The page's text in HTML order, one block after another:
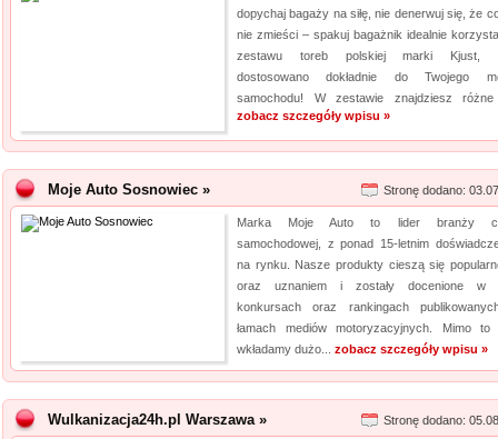
dopychaj bagaży na siłę, nie denerwuj się, że
nie zmieści – spakuj bagażnik idealnie
zestawu toreb polskiej marki Kjust,
dostosowano dokładnie do Twojego
samochodu! W zestawie znajdziesz
zobacz szczegóły wpisu »
Moje Auto Sosnowiec » Stronę dodano:
Marka Moje Auto to lider branży
samochodowej, z ponad 15-letnim
na rynku. Nasze produkty cieszą się
oraz uznaniem i zostały docenione w
konkursach oraz rankingach
łamach mediów motoryzacyjnych. Mimo to
wkładamy dużo... zobacz szczegóły wpisu »
Wulkanizacja24h.pl Warszawa » Stronę dodano: